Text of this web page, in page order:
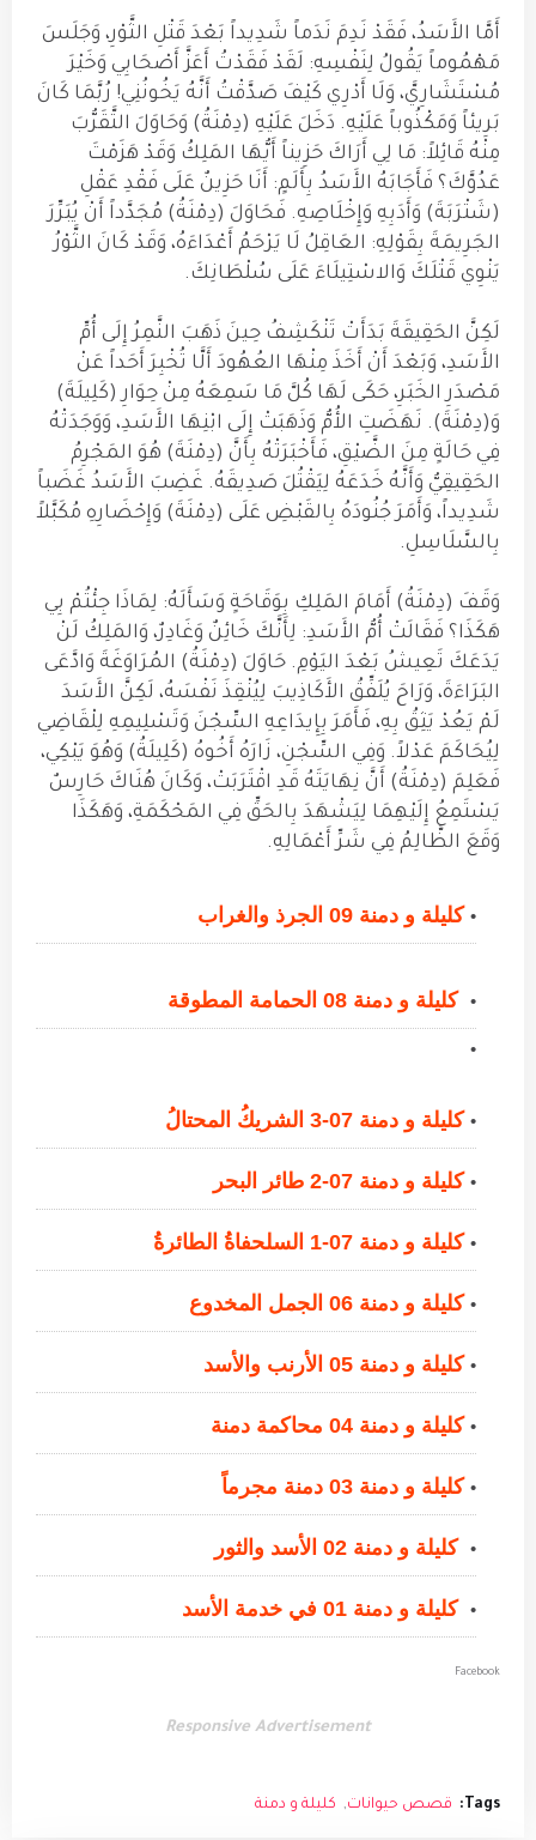
أَمَّا الأَسَدُ، فَقَدْ نَدِمَ نَدَماً شَدِيداً بَعْدَ قَتْلِ الثَّوْرِ، وَجَلَسَ
مَهْمُوماً يَقُولُ لِنَفْسِهِ: لَقَدْ فَقَدْتُ أَعَزَّ أَصْحَابِي وَخَيْرَ
مُسْتَشَارِيَّ، وَلَا أَدْرِي كَيْفَ صَدَّقْتُ أَنَّهُ يَخُونُنِي! رُبَّمَا كَانَ
بَرِيئاً وَمَكْذُوباً عَلَيْهِ. دَخَلَ عَلَيْهِ (دِمْنَةُ) وَحَاوَلَ التَّقَرُّبَ
مِنْهُ قَائِلاً: مَا لِي أَرَاكَ حَزِيناً أَيُّهَا المَلِكُ وَقَدْ هَزَمْتَ
عَدُوَّكَ؟ فَأَجَابَهُ الأَسَدُ بِأَلَمٍ: أَنَا حَزِينٌ عَلَى فَقْدِ عَقْلِ
(شَتْرَبَةَ) وَأَدَبِهِ وَإِخْلَاصِهِ. فَحَاوَلَ (دِمْنَةُ) مُجَدَّداً أَنْ يُبَرِّرَ
الجَرِيمَةَ بِقَوْلِهِ: العَاقِلُ لَا يَرْحَمُ أَعْدَاءَهُ، وَقَدْ كَانَ الثَّوْرُ
يَنْوِي قَتْلَكَ وَالاسْتِيلَاءَ عَلَى سُلْطَانِكَ.
لَكِنَّ الحَقِيقَةَ بَدَأَتْ تَنْكَشِفُ حِينَ ذَهَبَ النَّمِرُ إِلَى أُمِّ
الأَسَدِ، وَبَعْدَ أَنْ أَخَذَ مِنْهَا العُهُودَ أَلَّا تُخْبِرَ أَحَداً عَنْ
مَصْدَرِ الخَبَرِ، حَكَى لَهَا كُلَّ مَا سَمِعَهُ مِنْ حِوَارِ (كَلِيلَةَ)
وَ(دِمْنَةَ). نَهَضَتِ الأُمُّ وَذَهَبَتْ إِلَى ابْنِهَا الأَسَدِ، وَوَجَدَتْهُ
فِي حَالَةٍ مِنَ الضَّيْقِ، فَأَخْبَرَتْهُ بِأَنَّ (دِمْنَةَ) هُوَ المَجْرِمُ
الحَقِيقِيُّ وَأَنَّهُ خَدَعَهُ لِيَقْتُلَ صَدِيقَهُ. غَضِبَ الأَسَدُ غَضَباً
شَدِيداً، وَأَمَرَ جُنُودَهُ بِالقَبْضِ عَلَى (دِمْنَةَ) وَإِحْضَارِهِ مُكَبَّلاً
بِالسَّلَاسِلِ.
وَقَفَ (دِمْنَةُ) أَمَامَ المَلِكِ بِوَقَاحَةٍ وَسَأَلَهُ: لِمَاذَا جِئْتُمْ بِي
هَكَذَا؟ فَقَالَتْ أُمُّ الأَسَدِ: لِأَنَّكَ خَائِنٌ وَغَادِرٌ، وَالمَلِكُ لَنْ
يَدَعَكَ تَعِيشُ بَعْدَ اليَوْمِ. حَاوَلَ (دِمْنَةُ) المُرَاوَغَةَ وَادَّعَى
البَرَاءَةَ، وَرَاحَ يُلَفِّقُ الأَكَاذِيبَ لِيُنْقِذَ نَفْسَهُ، لَكِنَّ الأَسَدَ
لَمْ يَعُدْ يَثِقُ بِهِ، فَأَمَرَ بِإِيدَاعِهِ السِّجْنَ وَتَسْلِيمِهِ لِلْقَاضِي
لِيُحَاكَمَ عَدْلاً. وَفِي السِّجْنِ، زَارَهُ أَخُوهُ (كَلِيلَةُ) وَهُوَ يَبْكِي،
فَعَلِمَ (دِمْنَةُ) أَنَّ نِهَايَتَهُ قَدِ اقْتَرَبَتْ، وَكَانَ هُنَاكَ حَارِسٌ
يَسْتَمِعُ إِلَيْهِمَا لِيَشْهَدَ بِالحَقِّ فِي المَحْكَمَةِ، وَهَكَذَا
وَقَعَ الظَّالِمُ فِي شَرِّ أَعْمَالِهِ.
كليلة و دمنة 09 الجرذ والغراب
كليلة و دمنة 08 الحمامة المطوقة
كليلة و دمنة 07-3 الشريكُ المحتالُ
كليلة و دمنة 07-2 طائر البحر
كليلة و دمنة 07-1 السلحفاةُ الطائرةُ
كليلة و دمنة 06 الجمل المخدوع
كليلة و دمنة 05 الأرنب والأسد
كليلة و دمنة 04 محاكمة دمنة
كليلة و دمنة 03 دمنة مجرماً
كليلة و دمنة 02 الأسد والثور
كليلة و دمنة 01 في خدمة الأسد
Facebook
Responsive Advertisement
Tags: قصص حيوانات كليلة و دمنة